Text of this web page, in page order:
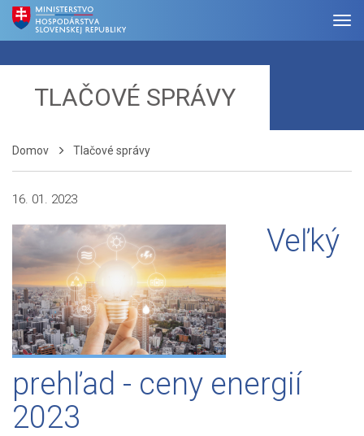
TLAČOVÉ SPRÁVY
Domov Tlačové správy
16. 01. 2023
Veľký
prehľad - ceny energií
2023